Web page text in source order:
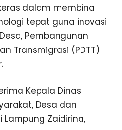
dalam membina
tepat guna inovasi
Pembangunan
Transmigrasi (PDTT)
Kepala Dinas
Desa dan
Lampung Zaidirina,